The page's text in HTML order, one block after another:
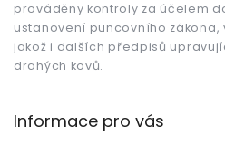
prováděny kontroly za účelem
ustanovení puncovního zákona,
jakož i dalších předpisů
drahých kovů.
Informace pro vás